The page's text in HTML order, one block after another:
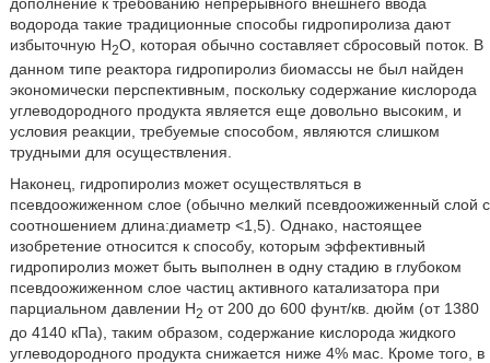
водорода такие традиционные способы гидропиролиза дают
избыточную H2O, которая обычно составляет сбросовый поток. В
данном типе реактора гидропиролиз биомассы не был найден
экономически перспективным, поскольку содержание кислорода
углеводородного продукта является еще довольно высоким, и
условия реакции, требуемые способом, являются слишком
трудными для осуществления.
Наконец, гидропиролиз может осуществляться в
псевдоожиженном слое (обычно мелкий псевдоожиженный слой с
соотношением длина:диаметр <1,5). Однако, настоящее
изобретение относится к способу, которым эффективный
гидропиролиз может быть выполнен в одну стадию в глубоком
псевдоожиженном слое частиц активного катализатора при
парциальном давлении Н2 от 200 до 600 фунт/кв. дюйм (от 1380
до 4140 кПа), таким образом, содержание кислорода жидкого
углеводородного продукта снижается ниже 4% мас. Кроме того, в